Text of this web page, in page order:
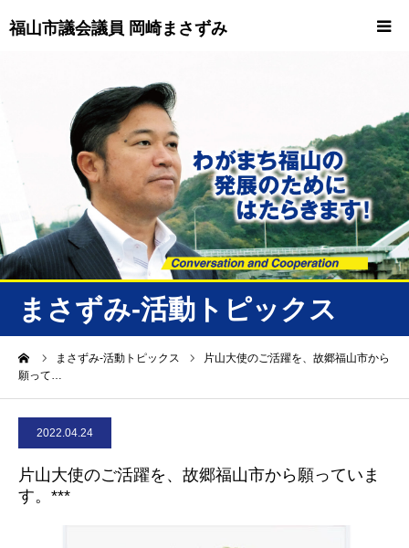
福山市議会議員 岡崎まさずみ
まさずみ-活動トピックス
まさずみ-活動トピックス
片山大使のご活躍を、故郷福山市から
願って…
2022.04.24
片山大使のご活躍を、故郷福山市から願っていま
す。***
重要情報
プロフィール
ビジョン
ニュース/トピックス
ニュース